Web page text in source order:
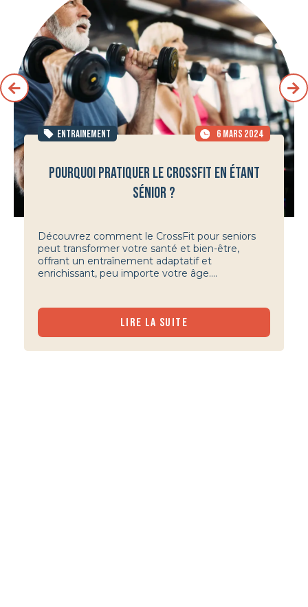
ENTRAINEMENT 6 MARS 2024
POURQUOI PRATIQUER LE CROSSFIT EN ÉTANT
SÉNIOR ?
Découvrez comment le CrossFit pour seniors
peut transformer votre santé et bien-être,
offrant un entraînement adaptatif et
enrichissant, peu importe votre âge....
LIRE LA SUITE